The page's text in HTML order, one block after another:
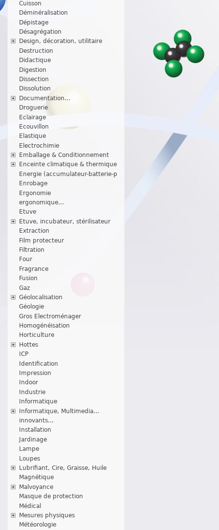
Cuisson
Déminéralisation
Dépistage
Désagrégation
Design, décoration, utilitaire
Destruction
Didactique
Digestion
Dissection
Dissolution
Documentation...
Droguerie
Eclairage
Ecouvillon
Elastique
Electrochimie
Emballage & Conditionnement
Enceinte climatique & thermique
Energie (accumulateur-batterie-p
Enrobage
Ergonomie
ergonomique...
Etuve
Etuve, incubateur, stérilisateur
Extraction
Film protecteur
Filtration
Four
Fragrance
Fusion
Gaz
Géolocalisation
Géologie
Gros Electroménager
Homogénéisation
Horticulture
Hottes
ICP
Identification
Impression
Indoor
Industrie
Informatique
Informatique, Multimedia...
innovants...
Installation
Jardinage
Lampe
Loupes
Lubrifiant, Cire, Graisse, Huile
Magnétique
Malvoyance
Masque de protection
Médical
Mesures physiques
Météorologie